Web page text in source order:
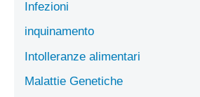
Infezioni
inquinamento
Intolleranze alimentari
Malattie Genetiche